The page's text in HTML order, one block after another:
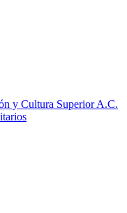
y Cultura Superior A.C.